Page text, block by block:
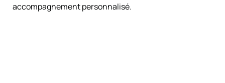
accompagnement personnalisé.